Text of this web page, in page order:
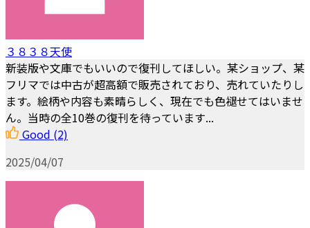
３８３８天使
新装版や文庫でもいいので復刊してほしい。某ショップ、某
フリマでは中古が超高額で販売されており、売れていたりし
ます。絵柄や内容も素晴らしく、現在でも色褪せてはいませ
ん。当時の全10巻の復刊を待っています...
Good (2)
2025/04/07